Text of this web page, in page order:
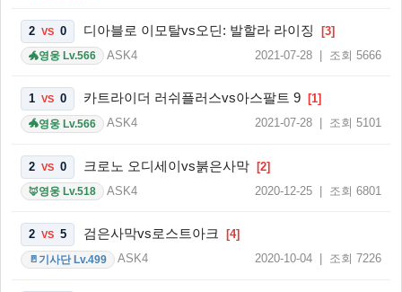
2 VS 0 디아블로 이모탈vs오딘: 발할라 라이징 [3]
🐲영웅 Lv.566 ASK4 2021-07-28 | 조회 5666
1 VS 0 카트라이더 러쉬플러스vs아스팔트 9 [1]
🐲영웅 Lv.566 ASK4 2021-07-28 | 조회 5101
2 VS 0 크로노 오디세이vs붉은사막 [2]
🦊영웅 Lv.518 ASK4 2020-12-25 | 조회 6801
2 VS 5 검은사막vs로스트아크 [4]
🚪기사단 Lv.499 ASK4 2020-10-04 | 조회 7226